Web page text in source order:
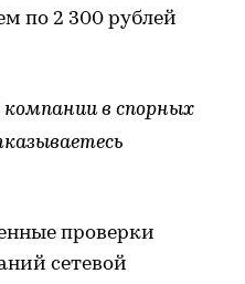
по 2 300 рублей
в спорных
проверки
сетевой